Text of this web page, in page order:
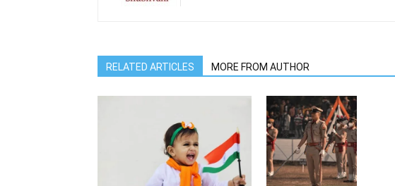
RELATED ARTICLES MORE FROM AUTHOR